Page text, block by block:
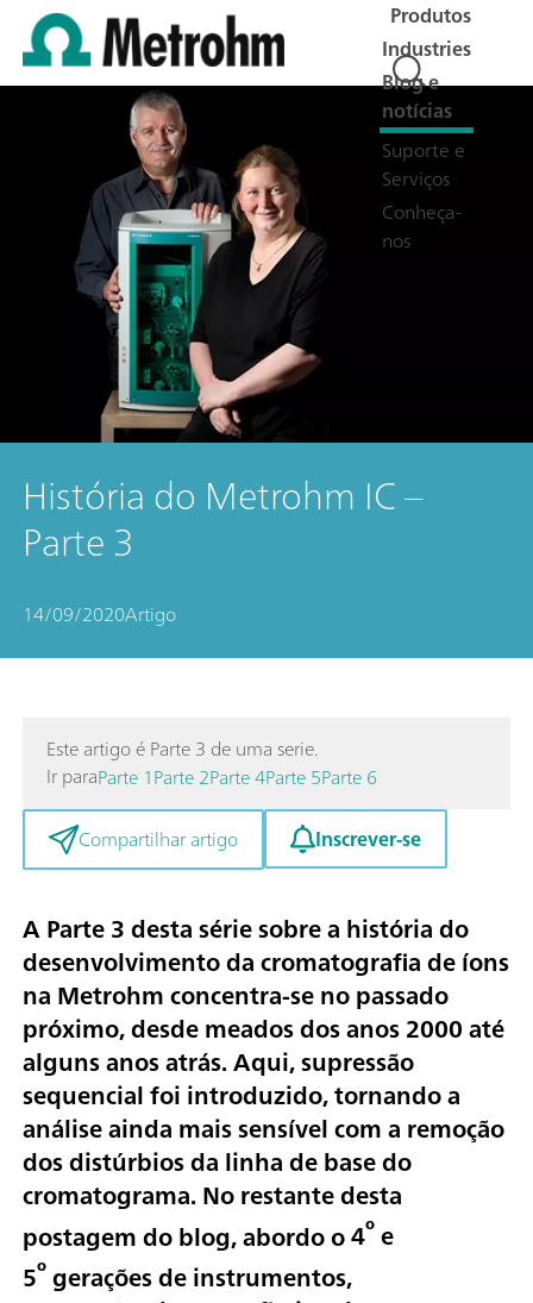
Produtos
Industries
Blog e
notícias
Suporte e
Serviços
Conheça-
nos
História do Metrohm IC –
Parte 3
14/09/2020Artigo
Este artigo é Parte 3 de uma serie.
Ir paraParte 1Parte 2Parte 4Parte 5Parte 6
Compartilhar artigo
Inscrever-se
A Parte 3 desta série sobre a história do
desenvolvimento da cromatografia de íons
na Metrohm concentra-se no passado
próximo, desde meados dos anos 2000 até
alguns anos atrás. Aqui,supressão
sequencialfoi introduzido, tornando a
análise ainda mais sensível com a remoção
dos distúrbios da linha de base do
cromatograma. No restante desta
postagem do blog, abordo o4ºe
5ºgerações de instrumentos,